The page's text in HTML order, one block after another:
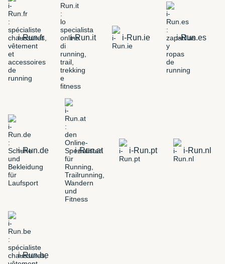
i-Run.fr i-Run.it i-Run.ie i-Run.es
i-Run.de i-Run.at i-Run.pt i-Run.nl
i-Run.be